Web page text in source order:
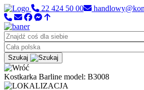
22 424 50 00
Szukaj
Kostkarka Barline model: B3008